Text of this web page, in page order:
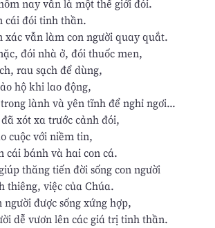
nay vẫn là một thế giới đói.
cái đói tinh thần.
xác vẫn làm con người quay quắt.
đói nhà ở, đói thuốc men,
rau sạch để dùng,
hộ khi lao động,
lành và yên tĩnh để nghỉ ngơi...
xót xa trước cảnh đói,
cuộc với niềm tin,
cái bánh và hai con cá.
thăng tiến đời sống con người
thiêng, việc của Chúa.
được sống xứng hợp,
dễ vươn lên các giá trị tinh thần.